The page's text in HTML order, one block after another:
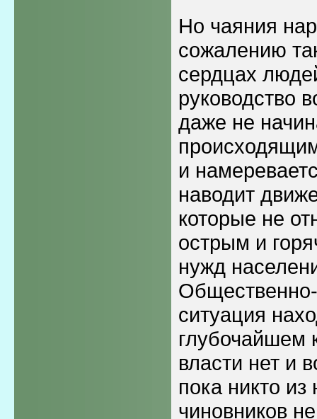
Но чаяния
сожалению
сердцах
руководство
даже не
и
наводит
которые не
острым и
нужд
ситуация
глубочайшем
власти нет и
пока никто
чиновников